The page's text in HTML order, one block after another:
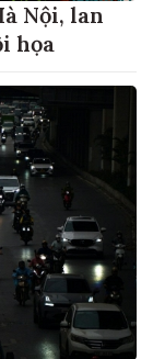
Nội, lan
họa